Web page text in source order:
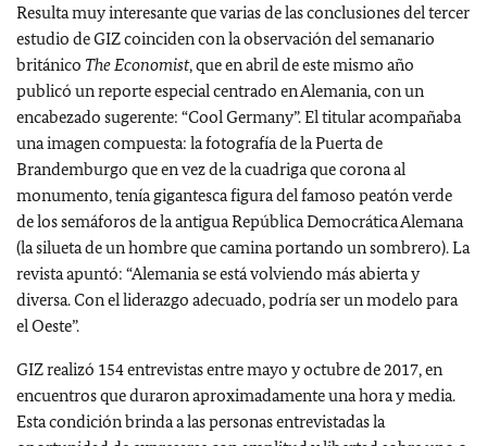
Resulta muy interesante que varias de las conclusiones del tercer
estudio de GIZ coinciden con la observación del semanario
británico The Economist, que en abril de este mismo año
publicó un reporte especial centrado en Alemania, con un
encabezado sugerente: “Cool Germany”. El titular acompañaba
una imagen compuesta: la fotografía de la Puerta de
Brandemburgo que en vez de la cuadriga que corona al
monumento, tenía gigantesca figura del famoso peatón verde
de los semáforos de la antigua República Democrática Alemana
(la silueta de un hombre que camina portando un sombrero). La
revista apuntó: “Alemania se está volviendo más abierta y
diversa. Con el liderazgo adecuado, podría ser un modelo para
el Oeste”.
GIZ realizó 154 entrevistas entre mayo y octubre de 2017, en
encuentros que duraron aproximadamente una hora y media.
Esta condición brinda a las personas entrevistadas la